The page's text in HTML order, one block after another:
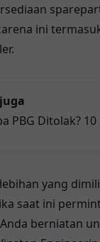
ini
PBG Ditolak?
yang
saat ini
berniatan